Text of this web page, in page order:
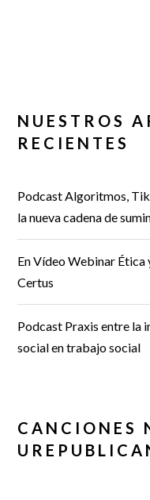
NUESTROS
RECIENTES
Podcast Algoritmos,
la nueva cadena de
En Vídeo Webinar
Certus
Podcast Praxis entre la
social en trabajo social
CANCIONES